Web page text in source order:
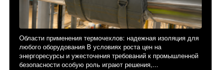
Области применения термочехлов: надежная изоляция для
любого оборудования В условиях роста цен на
энергоресурсы и ужесточения требований к промышленной
безопасности особую роль играют решения,...